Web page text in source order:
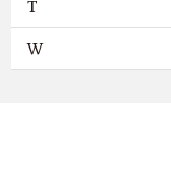
T
W